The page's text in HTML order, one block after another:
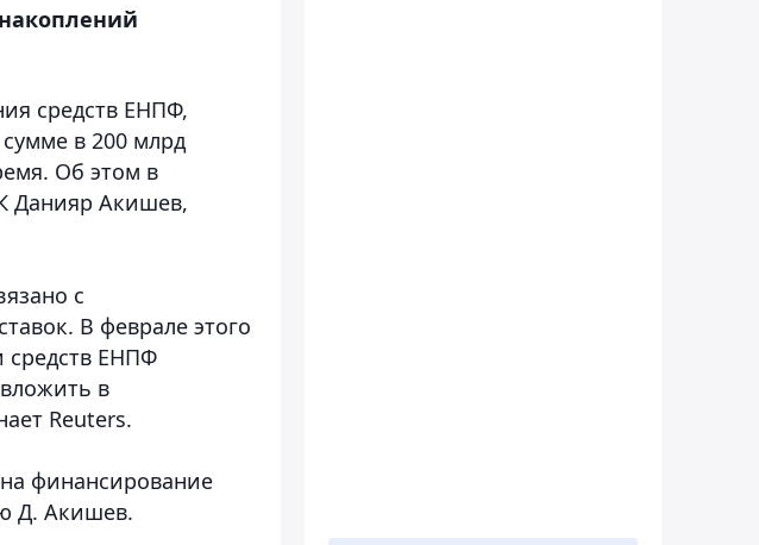
средств ЕНПФ,
в 200 млрд
Об этом в
Данияр Акишев,
с
В феврале этого
средств ЕНПФ
в
Reuters.
финансирование
Д. Акишев.